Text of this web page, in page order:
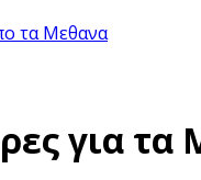
τα Μεθανα
για τα